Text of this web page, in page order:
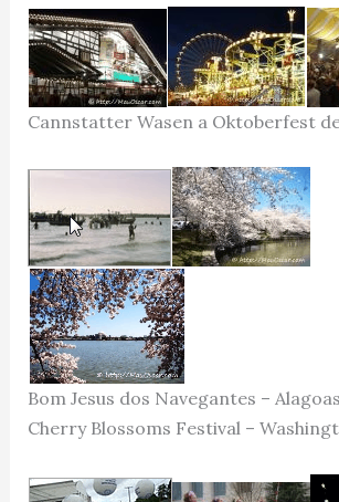
Cannstatter Wasen a Oktoberfest
Bom Jesus dos Navegantes –
Cherry Blossoms Festival –